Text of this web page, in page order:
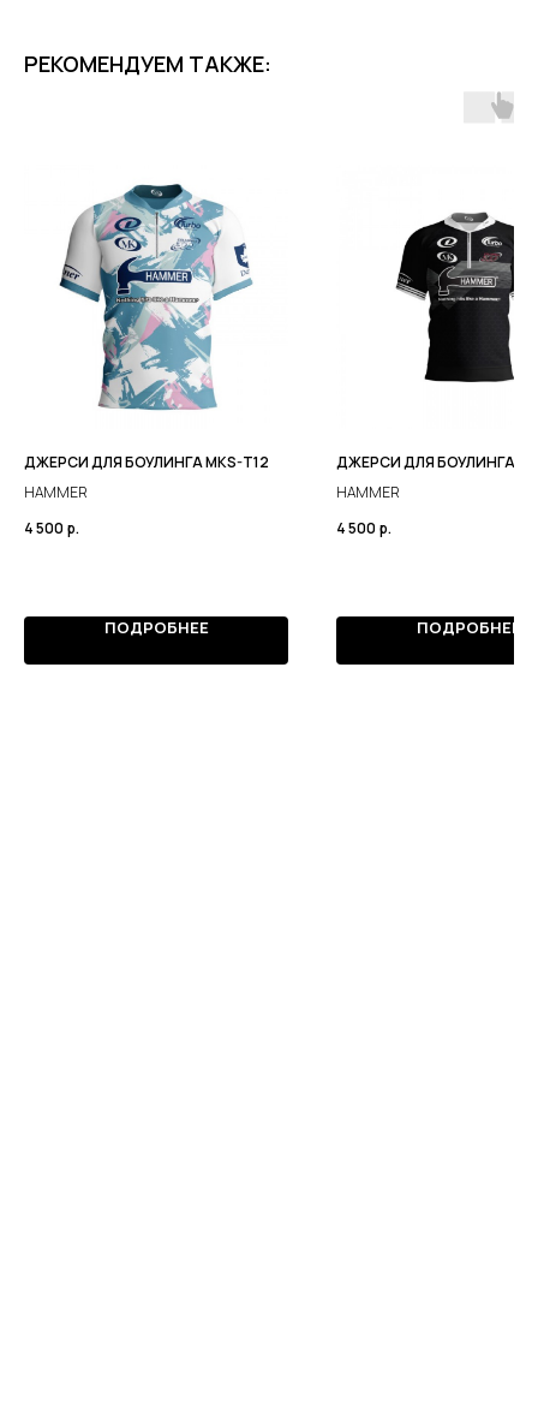
РЕКОМЕНДУЕМ ТАКЖЕ:
ДЖЕРСИ ДЛЯ БОУЛИНГА MKS-T12
HAMMER
4 500 р.
ПОДРОБНЕЕ
ДЖЕРСИ ДЛЯ БОУЛИНГА
HAMMER
4 500 р.
ПОДРОБНЕЕ